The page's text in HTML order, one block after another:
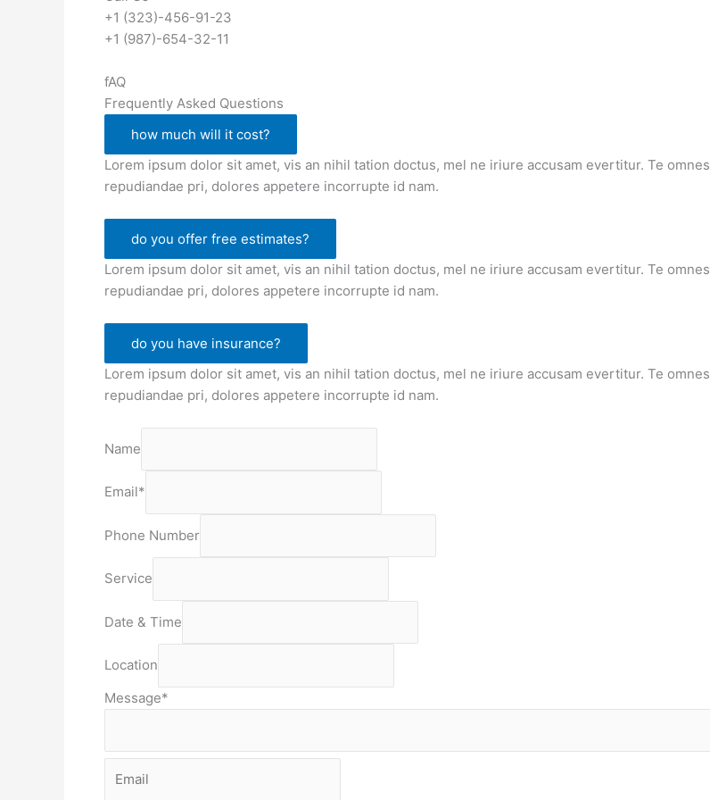
+1 (323)-456-91-23
+1 (987)-654-32-11
fAQ
Frequently Asked Questions
how much will it cost?
Lorem ipsum dolor sit amet, vis an nihil tation doctus, mel ne iriure accusam evertitur. Te omnes
repudiandae pri, dolores appetere incorrupte id nam.
do you offer free estimates?
Lorem ipsum dolor sit amet, vis an nihil tation doctus, mel ne iriure accusam evertitur. Te omnes
repudiandae pri, dolores appetere incorrupte id nam.
do you have insurance?
Lorem ipsum dolor sit amet, vis an nihil tation doctus, mel ne iriure accusam evertitur. Te omnes
repudiandae pri, dolores appetere incorrupte id nam.
Name
Email*
Phone Number
Service
Date & Time
Location
Message*